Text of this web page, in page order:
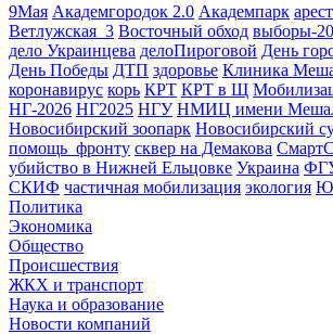
9Мая Академгородок 2.0 Академпарк
Ветлужская_3 Восточный обход выборы-
дело Украинцева делоПироговой День
День Победы ДТП здоровье Клиника
коронавирус корь КРТ КРТ в Щ
НГ-2026 НГ2025 НГУ НМИЦ имени
Новосибирский зоопарк Новосибирский
помощь_фронту сквер на Демакова
убийство в Нижней Ельцовке Украина
СКИФ частичная мобилизация экология
Политика
Экономика
Общество
Происшествия
ЖКХ и транспорт
Наука и образование
Новости компаний